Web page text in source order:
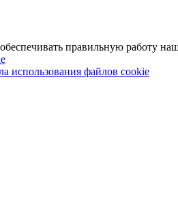
правильную работу
использования файлов cookie